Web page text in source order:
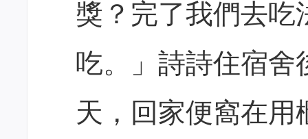
獎？完了我們去吃
吃。」詩詩住宿舍
天，回家便窩在用